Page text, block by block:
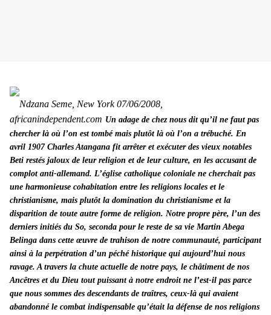
Ndzana Seme, New York 07/06/2008,
africanindependent.com Un adage de chez nous dit qu’il ne faut pas
chercher là où l’on est tombé mais plutôt là où l’on a trébuché. En
avril 1907 Charles Atangana fit arrêter et exécuter des vieux notables
Beti restés jaloux de leur religion et de leur culture, en les accusant de
complot anti-allemand. L’église catholique coloniale ne cherchait pas
une harmonieuse cohabitation entre les religions locales et le
christianisme, mais plutôt la domination du christianisme et la
disparition de toute autre forme de religion. Notre propre père, l’un des
derniers initiés du So, seconda pour le reste de sa vie Martin Abega
Belinga dans cette œuvre de trahison de notre communauté, participant
ainsi à la perpétration d’un péché historique qui aujourd’hui nous
ravage. A travers la chute actuelle de notre pays, le châtiment de nos
Ancêtres et du Dieu tout puissant à notre endroit ne l’est-il pas parce
que nous sommes des descendants de traîtres, ceux-là qui avaient
abandonné le combat indispensable qu’était la défense de nos religions